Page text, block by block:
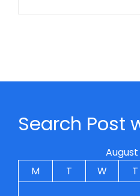
Search Post
M
T W T